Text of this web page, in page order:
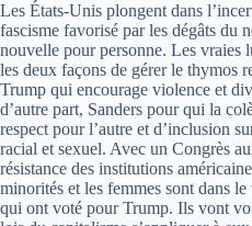
Les États-Unis plongent dans
fascisme favorisé par les dégâts du
nouvelle pour personne. Les vraies
les deux façons de gérer le thymos
Trump qui encourage violence et
d’autre part, Sanders pour qui la
respect pour l’autre et d’inclusion
racial et sexuel. Avec un Congrès
résistance des institutions
minorités et les femmes sont dans
qui ont voté pour Trump. Ils vont